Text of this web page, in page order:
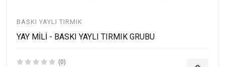
BASKI YAYLI TIRMIK
YAY MİLİ - BASKI YAYLI TIRMIK GRUBU
(0)